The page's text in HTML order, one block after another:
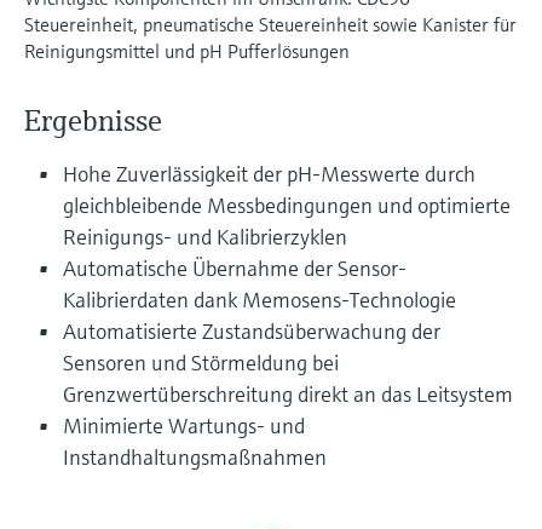
Device Viewer
Ersatzteile anhand von Produktwurzel,
Bestellcode oder Seriennummer finden
Füllstandsmessung
Alle ansehen
Analysatoren für Härte, Eisen,
Aluminium & Chromat
Prozessphotometer
Mikrowellentransmission
Memosens-Technologie
Alle ansehen
Steuereinheit, pneumatische Steuereinheit sowie Kanister für
Reinigungsmittel und pH Pufferlösungen
Ergebnisse
Hohe Zuverlässigkeit der pH-Messwerte durch
gleichbleibende Messbedingungen und optimierte
Reinigungs- und Kalibrierzyklen
Automatische Übernahme der Sensor-
Kalibrierdaten dank Memosens-Technologie
Automatisierte Zustandsüberwachung der
Sensoren und Störmeldung bei
Grenzwertüberschreitung direkt an das Leitsystem
Minimierte Wartungs- und
Instandhaltungsmaßnahmen